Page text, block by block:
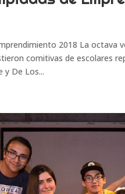
2018 La octava
comitivas de escolares
y De Los...